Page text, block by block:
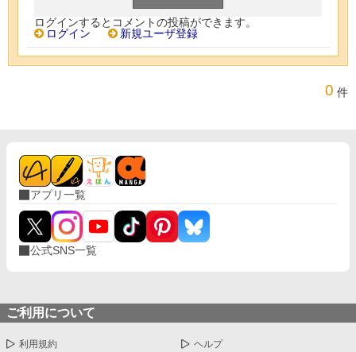
ログインするとコメントの投稿ができます。
ログイン
新規ユーザ登録
0 件
アプリ一覧
公式SNS一覧
ご利用について
利用規約 ヘルプ